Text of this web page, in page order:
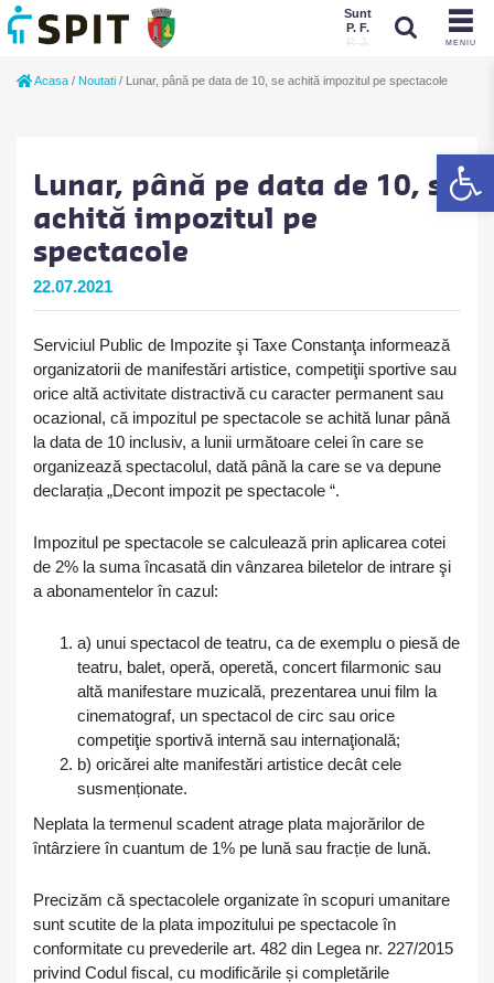
MENIU
Sunt
P. F.
P. J.
Acasa / Noutati / Lunar, până pe data de 10, se achită impozitul pe spectacole
Lunar, până pe data de 10, se
achită impozitul pe
spectacole
22.07.2021
Serviciul Public de Impozite şi Taxe Constanţa informează
organizatorii de manifestări artistice, competiţii sportive sau
orice altă activitate distractivă cu caracter permanent sau
ocazional, că impozitul pe spectacole se achită lunar până
la data de 10 inclusiv, a lunii următoare celei în care se
organizează spectacolul, dată până la care se va depune
declarația „Decont impozit pe spectacole “.
Impozitul pe spectacole se calculează prin aplicarea cotei
de 2% la suma încasată din vânzarea biletelor de intrare şi
a abonamentelor în cazul:
a) unui spectacol de teatru, ca de exemplu o piesă de
teatru, balet, operă, operetă, concert filarmonic sau
altă manifestare muzicală, prezentarea unui film la
cinematograf, un spectacol de circ sau orice
competiţie sportivă internă sau internaţională;
b) oricărei alte manifestări artistice decât cele
susmenționate.
Neplata la termenul scadent atrage plata majorărilor de
întârziere în cuantum de 1% pe lună sau fracție de lună.
Precizăm că spectacolele organizate în scopuri umanitare
sunt scutite de la plata impozitului pe spectacole în
conformitate cu prevederile art. 482 din Legea nr. 227/2015
privind Codul fiscal, cu modificările și completările